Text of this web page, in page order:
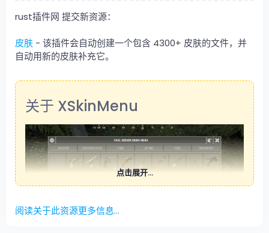
rust插件网 提交新资源：
皮肤 - 该插件会自动创建一个包含 4300+ 皮肤的文件，并
自动用新的皮肤补充它。
关于 XSkinMenu​
点击展开...
阅读关于此资源更多信息...